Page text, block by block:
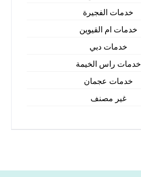
خدمات الفجيرة
خدمات ام القيوين
خدمات دبي
خدمات راس الخيمة
خدمات عجمان
غير مصنف